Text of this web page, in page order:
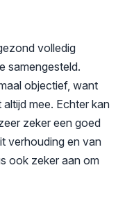
volledig
samengesteld.
objectief, want
mee. Echter kan
zeker een goed
verhouding en van
ook zeker aan om